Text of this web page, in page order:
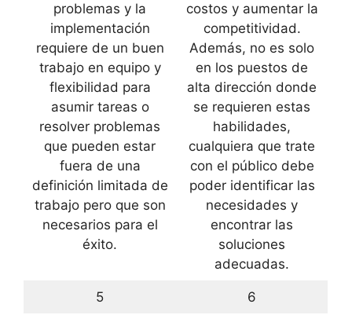
problemas y la
implementación
requiere de un buen
trabajo en equipo y
flexibilidad para
asumir tareas o
resolver problemas
que pueden estar
fuera de una
definición limitada de
trabajo pero que son
necesarios para el
éxito.
costos y aumentar la
competitividad.
Además, no es solo
en los puestos de
alta dirección donde
se requieren estas
habilidades,
cualquiera que trate
con el público debe
poder identificar las
necesidades y
encontrar las
soluciones
adecuadas.
5 6